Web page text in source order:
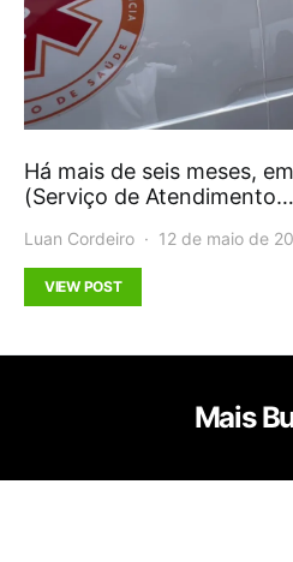
Há mais de seis meses,
(Serviço de Atendimento…
Luan Cordeiro 12 de maio de
VIEW POST
Mais